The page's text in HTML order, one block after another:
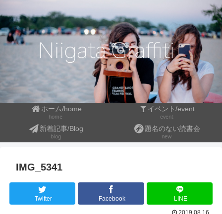
ホーム/home
home
イベント/event
event
新着記事/Blog
blog
題名のない読書会
new
IMG_5341
Twitter Facebook
LINE
2019.08.16